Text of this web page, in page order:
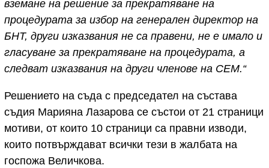
вземане на решение за прекратяване на
процедурата за избор на генерален директор на
БНТ, други изказвания не са правени, не е имало и
гласуване за прекратяване на процедурата, а
следват изказвания на други членове на СЕМ.“
Решението на съда с председател на състава
съдия Марияна Лазарова се състои от 21 страници
мотиви, от които 10 страници са правни изводи,
които потвърждават всички тези в жалбата на
госпожа Величкова.